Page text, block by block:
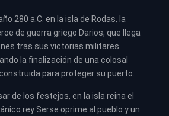
280 a.C. en la isla de Rodas, la
de guerra griego Darios, que llega
tras sus victorias militares.
la finalización de una colosal
para proteger su puerto.
de los festejos, en la isla reina el
rey Serse oprime al pueblo y un